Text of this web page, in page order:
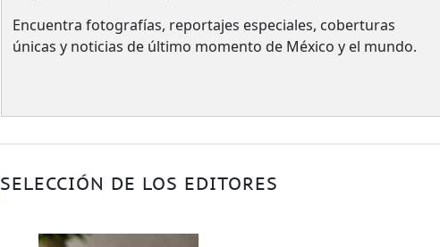
Encuentra fotografías, reportajes especiales, coberturas
únicas y noticias de último momento de México y el mundo.
SELECCIÓN DE LOS EDITORES